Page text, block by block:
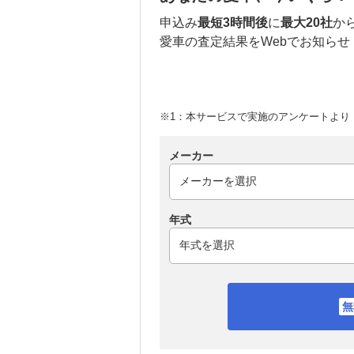
申込み最短3時間後に最大20社か
愛車の査定結果をWebでお知らせ
※1：本サービスで実施のアンケートよ
メーカー
年式